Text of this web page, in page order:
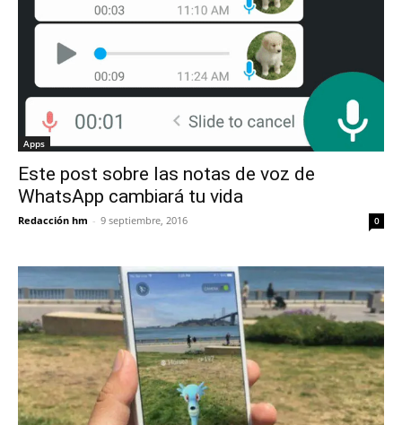
Apps
Este post sobre las notas de voz de
WhatsApp cambiará tu vida
Redacción hm - 9 septiembre, 2016 0